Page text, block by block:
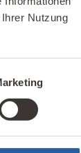
Nutzung
und